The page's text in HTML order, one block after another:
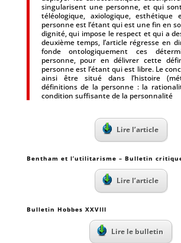
singularisent une personne, et qui
téléologique, axiologique,
personne est l’étant qui est une fin en
dignité, qui impose le respect et qui a
deuxième temps, l’article régresse en
fonde ontologiquement ces
personne, pour en délivrer cette
personne est l’étant qui est libre. Le
ainsi être situé dans l’histoire
définitions de la personne : la
condition suffisante de la personnalité
Lire l’article
Bentham et l’utilitarisme – Bulletin
Lire l’article
Bulletin Hobbes XXVIII
Lire le bulletin